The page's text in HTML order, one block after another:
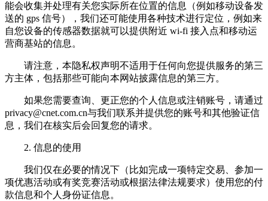
能会收集并处理有关您实际所在位置的信息（例如移动设备发
送的 gps 信号），我们还可能使用各种技术进行定位，例如来
自您设备的传感器数据就可以提供附近 wi-fi 接入点和移动运
营商基站的信息。
请注意，本隐私权声明不适用于任何向您提供服务的第三
方主体，包括那些可能向本网站披露信息的第三方。
如果您需要查询、更正您的个人信息或注销账号，请通过
privacy@cnet.com.cn与我们联系并提供您的账号和其他验证信
息，我们在核实后会回复您的请求。
2. 信息的使用
我们仅在必要的情况下（比如完成一项特定交易、参加一
项优惠活动或有奖竞赛活动或根据法律法规要求）使用您的付
款信息和个人身份证信息。